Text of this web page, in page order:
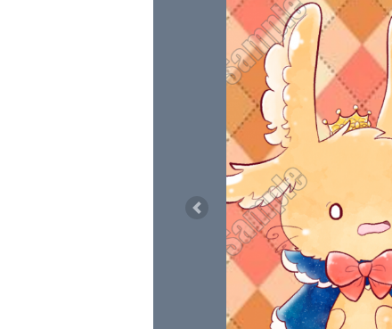
Previous